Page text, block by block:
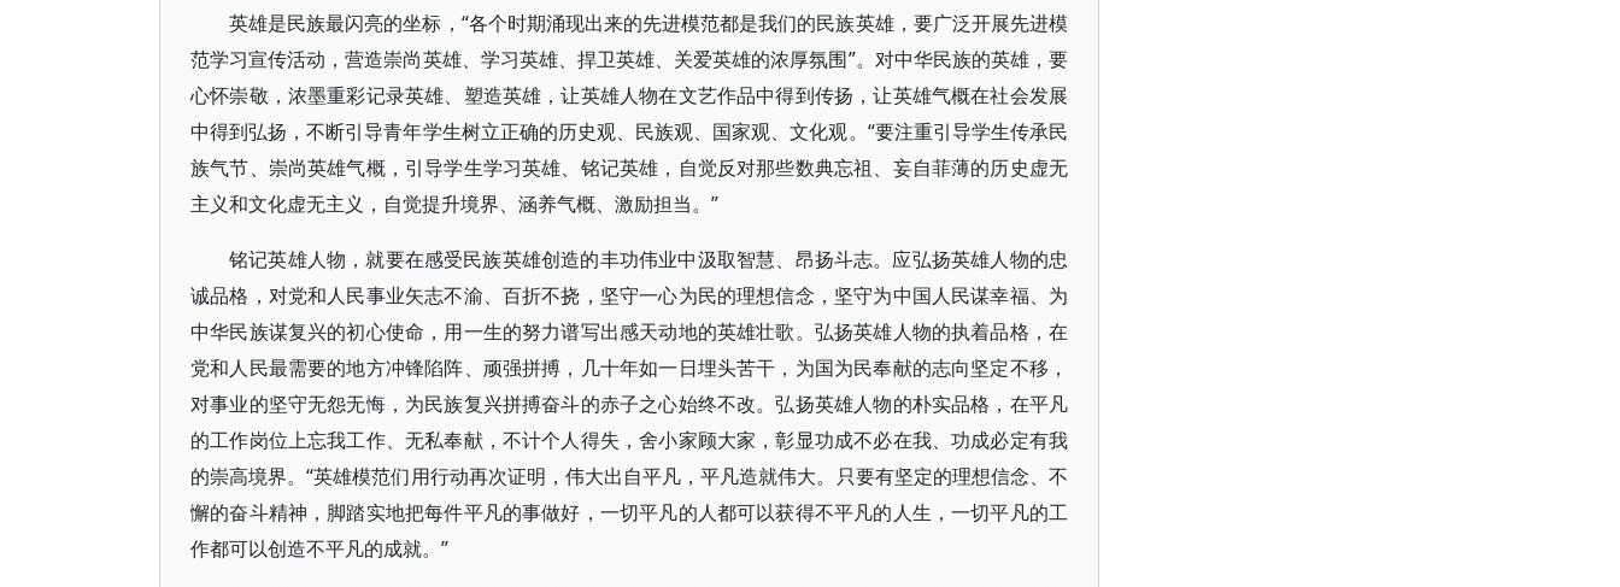
英雄是民族最闪亮的坐标，“各个时期涌现出来的先进模范都是我们的民族英雄，要广泛开展先进模
范学习宣传活动，营造崇尚英雄、学习英雄、捍卫英雄、关爱英雄的浓厚氛围”。对中华民族的英雄，要
心怀崇敬，浓墨重彩记录英雄、塑造英雄，让英雄人物在文艺作品中得到传扬，让英雄气概在社会发展
中得到弘扬，不断引导青年学生树立正确的历史观、民族观、国家观、文化观。“要注重引导学生传承民
族气节、崇尚英雄气概，引导学生学习英雄、铭记英雄，自觉反对那些数典忘祖、妄自菲薄的历史虚无
主义和文化虚无主义，自觉提升境界、涵养气概、激励担当。”
铭记英雄人物，就要在感受民族英雄创造的丰功伟业中汲取智慧、昂扬斗志。应弘扬英雄人物的忠
诚品格，对党和人民事业矢志不渝、百折不挠，坚守一心为民的理想信念，坚守为中国人民谋幸福、为
中华民族谋复兴的初心使命，用一生的努力谱写出感天动地的英雄壮歌。弘扬英雄人物的执着品格，在
党和人民最需要的地方冲锋陷阵、顽强拼搏，几十年如一日埋头苦干，为国为民奉献的志向坚定不移，
对事业的坚守无怨无悔，为民族复兴拼搏奋斗的赤子之心始终不改。弘扬英雄人物的朴实品格，在平凡
的工作岗位上忘我工作、无私奉献，不计个人得失，舍小家顾大家，彰显功成不必在我、功成必定有我
的崇高境界。“英雄模范们用行动再次证明，伟大出自平凡，平凡造就伟大。只要有坚定的理想信念、不
懈的奋斗精神，脚踏实地把每件平凡的事做好，一切平凡的人都可以获得不平凡的人生，一切平凡的工
作都可以创造不平凡的成就。”